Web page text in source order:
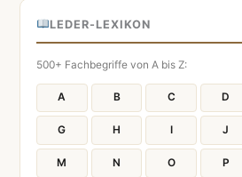
LEDER-LEXIKON
500+ Fachbegriffe von A bis Z:
A B C D
G H I J
M N O P